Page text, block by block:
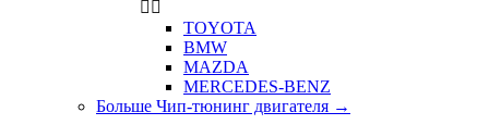
 
TOYOTA
BMW
MAZDA
MERCEDES-BENZ
Больше Чип-тюнинг двигателя →